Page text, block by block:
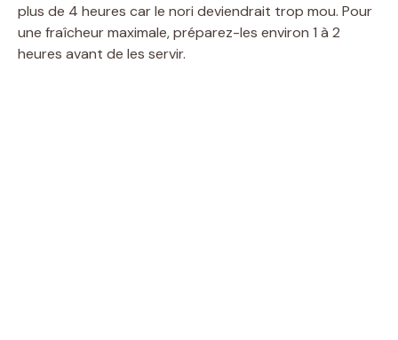
plus de 4 heures car le nori deviendrait trop mou. Pour
une fraîcheur maximale, préparez-les environ 1 à 2
heures avant de les servir.